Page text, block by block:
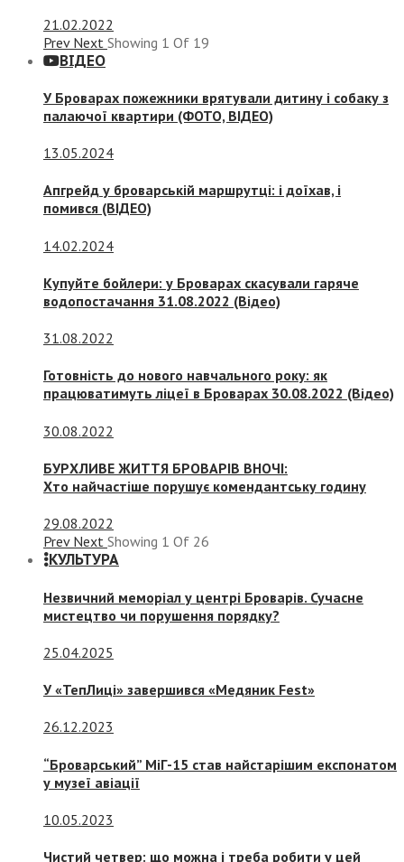
21.02.2022
Prev Next Showing 1 Of 19
ВІДЕО
У Броварах пожежники врятували дитину і собаку з
палаючої квартири (ФОТО, ВІДЕО)
13.05.2024
Апгрейд у броварській маршрутці: і доїхав, і
помився (ВІДЕО)
14.02.2024
Купуйте бойлери: у Броварах скасували гаряче
водопостачання 31.08.2022 (Відео)
31.08.2022
Готовність до нового навчального року: як
працюватимуть ліцеї в Броварах 30.08.2022 (Відео)
30.08.2022
БУРХЛИВЕ ЖИТТЯ БРОВАРІВ ВНОЧІ:
Хто найчастіше порушує комендантську годину
29.08.2022
Prev Next Showing 1 Of 26
КУЛЬТУРА
Незвичний меморіал у центрі Броварів. Сучасне
мистецтво чи порушення порядку?
25.04.2025
У «ТепЛиці» завершився «Медяник Fest»
26.12.2023
“Броварський” МіГ-15 став найстарішим експонатом
у музеї авіації
10.05.2023
Чистий четвер: що можна і треба робити у цей